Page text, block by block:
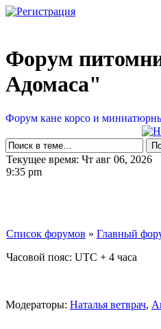
Форум
Адомаса"
Форум кане корсо и
Текущее время: Чт авг 06, 2026
9:35 pm
Список форумов » Главный
Часовой пояс: UTC + 4 часа
Модераторы: Наталья ветврач,